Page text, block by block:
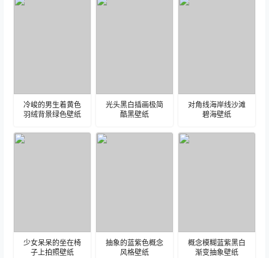
冷峻的男生着黄色
羽绒背景绿色壁纸
光头黑白插画极简
酷黑壁纸
对角线海岸线沙滩
碧海壁纸
少女呆呆的坐在椅
子上拍照壁纸
抽象的蓝紫色概念
风格壁纸
概念模糊蓝紫黑白
渐变抽象壁纸